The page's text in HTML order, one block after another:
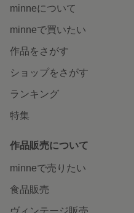
minneについて
minneで買いたい
作品をさがす
ショップをさがす
ランキング
特集
作品販売について
minneで売りたい
食品販売
ヴィンテージ販売